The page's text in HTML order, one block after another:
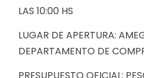
LAS 10:00 HS
LUGAR DE APERTURA:
DEPARTAMENTO DE